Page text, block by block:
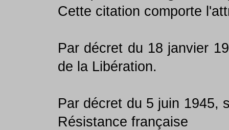
Cette citation comporte
Par décret du 18 janvier
de la Libération.
Par décret du 5 juin 1945,
Résistance française